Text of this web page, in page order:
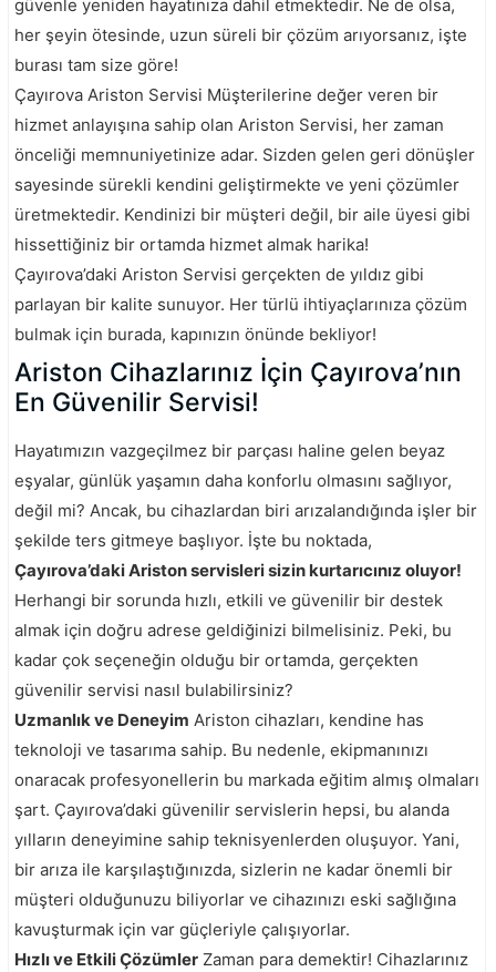
güvenle yeniden hayatınıza dahil etmektedir. Ne de olsa,
her şeyin ötesinde, uzun süreli bir çözüm arıyorsanız, işte
burası tam size göre!
Çayırova Ariston Servisi Müşterilerine değer veren bir
hizmet anlayışına sahip olan Ariston Servisi, her zaman
önceliği memnuniyetinize adar. Sizden gelen geri dönüşler
sayesinde sürekli kendini geliştirmekte ve yeni çözümler
üretmektedir. Kendinizi bir müşteri değil, bir aile üyesi gibi
hissettiğiniz bir ortamda hizmet almak harika!
Çayırova’daki Ariston Servisi gerçekten de yıldız gibi
parlayan bir kalite sunuyor. Her türlü ihtiyaçlarınıza çözüm
bulmak için burada, kapınızın önünde bekliyor!
Ariston Cihazlarınız İçin Çayırova’nın
En Güvenilir Servisi!
Hayatımızın vazgeçilmez bir parçası haline gelen beyaz
eşyalar, günlük yaşamın daha konforlu olmasını sağlıyor,
değil mi? Ancak, bu cihazlardan biri arızalandığında işler bir
şekilde ters gitmeye başlıyor. İşte bu noktada,
Çayırova’daki Ariston servisleri sizin kurtarıcınız oluyor!
Herhangi bir sorunda hızlı, etkili ve güvenilir bir destek
almak için doğru adrese geldiğinizi bilmelisiniz. Peki, bu
kadar çok seçeneğin olduğu bir ortamda, gerçekten
güvenilir servisi nasıl bulabilirsiniz?
Uzmanlık ve Deneyim Ariston cihazları, kendine has
teknoloji ve tasarıma sahip. Bu nedenle, ekipmanınızı
onaracak profesyonellerin bu markada eğitim almış olmaları
şart. Çayırova’daki güvenilir servislerin hepsi, bu alanda
yılların deneyimine sahip teknisyenlerden oluşuyor. Yani,
bir arıza ile karşılaştığınızda, sizlerin ne kadar önemli bir
müşteri olduğunuzu biliyorlar ve cihazınızı eski sağlığına
kavuşturmak için var güçleriyle çalışıyorlar.
Hızlı ve Etkili Çözümler Zaman para demektir! Cihazlarınız